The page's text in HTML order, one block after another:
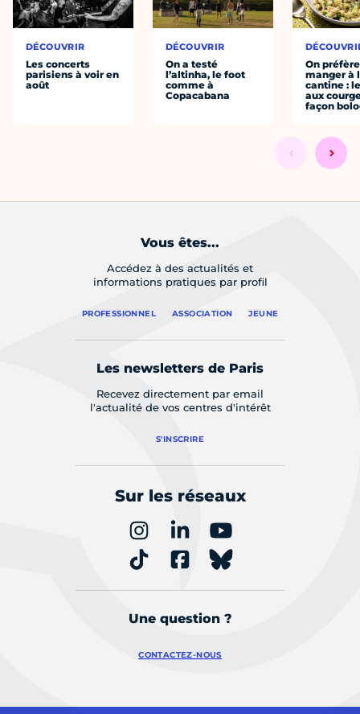
DÉCOUVRIR
Les concerts
parisiens à voir en
août
DÉCOUVRIR
On a testé
l’altinha, le foot
comme à
Copacabana
On préfère
manger à
cantine :
aux
façon
Vous êtes...
Accédez à des actualités et
informations pratiques par profil
PROFESSIONNEL ASSOCIATION JEUNE
Les newsletters de Paris
Recevez directement par email
l'actualité de vos centres d'intérêt
S'INSCRIRE
Sur les réseaux
Une question ?
CONTACTEZ-NOUS